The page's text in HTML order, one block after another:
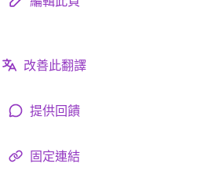
改善此翻譯
提供回饋
固定連結